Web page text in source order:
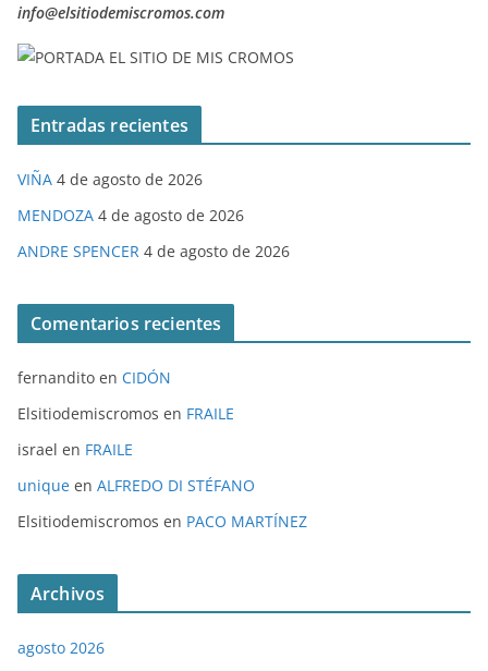
info@elsitiodemiscromos.com
Entradas recientes
VIÑA 4 de agosto de 2026
MENDOZA 4 de agosto de 2026
ANDRE SPENCER 4 de agosto de 2026
Comentarios recientes
fernandito en CIDÓN
Elsitiodemiscromos en FRAILE
israel en FRAILE
unique en ALFREDO DI STÉFANO
Elsitiodemiscromos en PACO MARTÍNEZ
Archivos
agosto 2026